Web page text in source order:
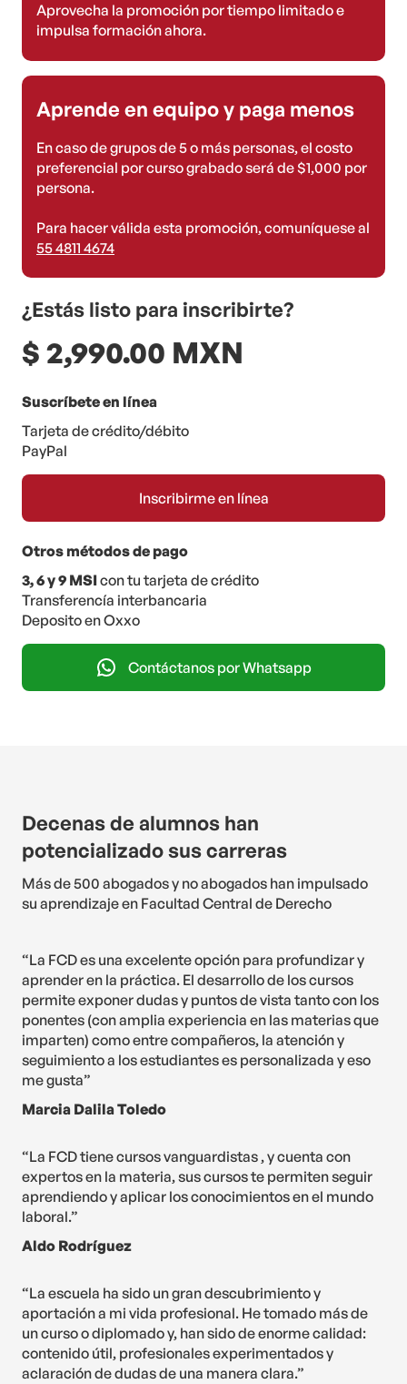
Aprovecha la promoción por tiempo limitado e
impulsa formación ahora.
Aprende en equipo y paga menos
En caso de grupos de 5 o más personas, el costo
preferencial por curso grabado será de $1,000 por
persona.
Para hacer válida esta promoción, comuníquese al
55 4811 4674
¿Estás listo para inscribirte?
$ 2,990.00 MXN
Suscríbete en línea
Tarjeta de crédito/débito
PayPal
Otros métodos de pago
3, 6 y 9 MSIcon tu tarjeta de crédito
Transferencía interbancaria
Deposito en Oxxo
Contáctanos por Whatsapp
Decenas de alumnos han
potencializado sus carreras
Más de 500 abogados y no abogados han impulsado
su aprendizaje en Facultad Central de Derecho
“La FCD es una excelente opción para profundizar y
aprender en la práctica. El desarrollo de los cursos
permite exponer dudas y puntos de vista tanto con los
ponentes (con amplia experiencia en las materias que
imparten) como entre compañeros, la atención y
seguimiento a los estudiantes es personalizada y eso
me gusta”
Marcia Dalila Toledo
“La FCD tiene cursos vanguardistas , y cuenta con
expertos en la materia, sus cursos te permiten seguir
aprendiendo y aplicar los conocimientos en el mundo
laboral.”
Aldo Rodríguez
“La escuela ha sido un gran descubrimiento y
aportación a mi vida profesional. He tomado más de
un curso o diplomado y, han sido de enorme calidad:
contenido útil, profesionales experimentados y
aclaración de dudas de una manera clara.”